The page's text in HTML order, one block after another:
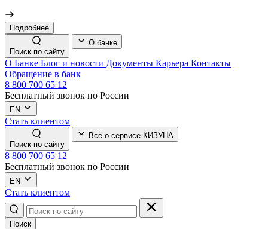
Подробнее
Поиск по сайту
О банке
О Банке Блог и новости Документы Карьера Контакты
Обращение в банк
8 800 700 65 12
Бесплатный звонок по России
EN
Стать клиентом
Поиск по сайту
Всё о сервисе КИЗУНА
8 800 700 65 12
Бесплатный звонок по России
EN
Стать клиентом
Поиск